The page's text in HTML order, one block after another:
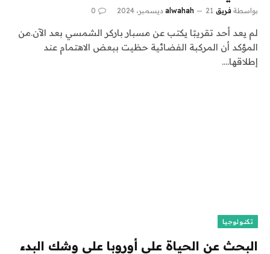
بواسطة فريق alwahah 21 ديسمبر، 2024 0
لم يعد أحد تقريبًا يكتب عن مسبار باركر الشمسي بعد الآن.من
المؤكد أن المركبة الفضائية حظيت ببعض الاهتمام عند
إطلاقها.…
تكنولوجيا
البحث عن الحياة على أوروبا على وشك البدء